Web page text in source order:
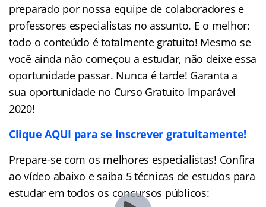
preparado por nossa equipe de colaboradores e
professores especialistas no assunto. E o melhor:
todo o conteúdo é totalmente gratuito! Mesmo se
você ainda não começou a estudar, não deixe essa
oportunidade passar. Nunca é tarde! Garanta a
sua oportunidade no Curso Gratuito Imparável
2020!
Clique AQUI para se inscrever gratuitamente!
Prepare-se com os melhores especialistas! Confira
ao vídeo abaixo e saiba 5 técnicas de estudos para
estudar em todos os concursos públicos: